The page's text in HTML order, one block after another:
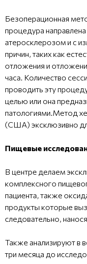
Безоперационная
процедура
атеросклерозом и с
причин, таких как
отложения и
часа. Количество
проводить эту
целью или она
патологиями.Метод
(США) эксклюзивно
Пищевые
В центре делаем
комплексного
пациента, также
продукты которые
следовательно,
Также анализируют в
три месяца до